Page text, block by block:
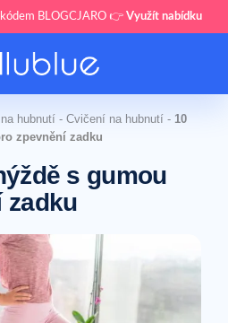
BLOGCJARO 👉 Využít nabídku
hubnutí - Cvičení na hubnutí - 10
zpevnění zadku
s gumou
zadku